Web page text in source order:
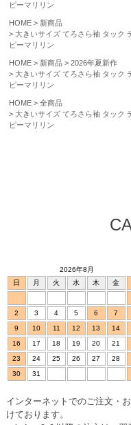
ピーマリリン
HOME
新商品
大きいサイズ てろさら袖 タック
ピーマリリン
HOME 新商品
2026年夏新作
大きいサイズ てろさら袖 タック
ピーマリリン
HOME
全商品
大きいサイズ てろさら袖 タック
ピーマリリン
2026年8月
日
月 火 水 木 金
2
3 4 5 6 7
9
10 11 12 13 14
16
17 18 19 20 21
23
24 25 26 27 28
30
31
インターネットでのご注文・
けております。